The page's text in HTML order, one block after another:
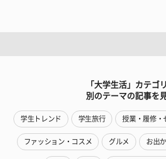
「大学生活」カテゴ
別のテーマの記事を
学生トレンド 学生旅行 授業・履修・
ファッション・コスメ グルメ お出